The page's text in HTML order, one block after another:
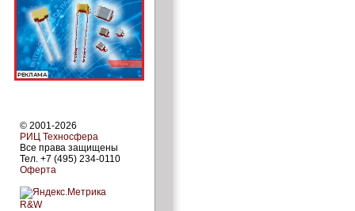
© 2001-2026
РИЦ Техносфера
Все права защищены
Тел. +7 (495) 234-0110
Оферта
R&W